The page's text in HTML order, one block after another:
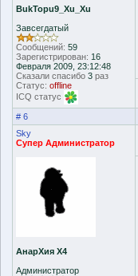
BukTopu9_Xu_Xu
Завсегдатый
Сообщений: 59
Зарегистрирован: 16
Февраля 2009, 23:12:48
Сказали спасибо 3 раз
Статус: offline
ICQ статус
# 6
Sky
Супер Администратор
АнарХия Х4
Администратор